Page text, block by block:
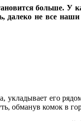
больше. У
далеко не все
его
обманув комок в